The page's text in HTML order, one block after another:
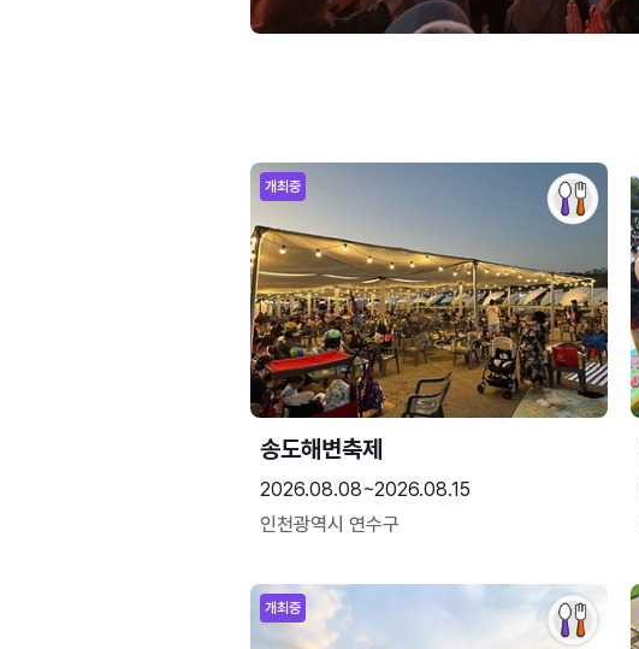
개최중
송도해변축제
2026.08.08~2026.08.15
인천광역시 연수구
개최중